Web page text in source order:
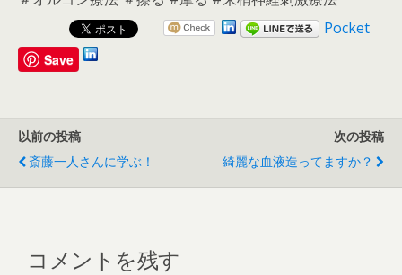
Pocket
Save
以前の投稿
斎藤一人さんに学ぶ！
次の投稿
綺麗な血液造ってますか？
コメントを残す